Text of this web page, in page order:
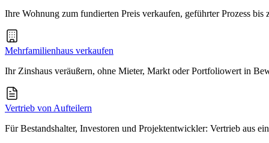
Ihre Wohnung zum fundierten Preis verkaufen, geführter Prozess bis
Mehrfamilienhaus verkaufen
Ihr Zinshaus veräußern, ohne Mieter, Markt oder Portfoliowert in
Vertrieb von Aufteilern
Für Bestandshalter, Investoren und Projektentwickler: Vertrieb aus